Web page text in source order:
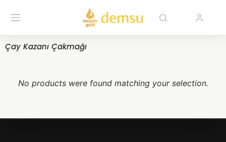
Çay Kazanı Çakmağı
No products were found matching your selection.